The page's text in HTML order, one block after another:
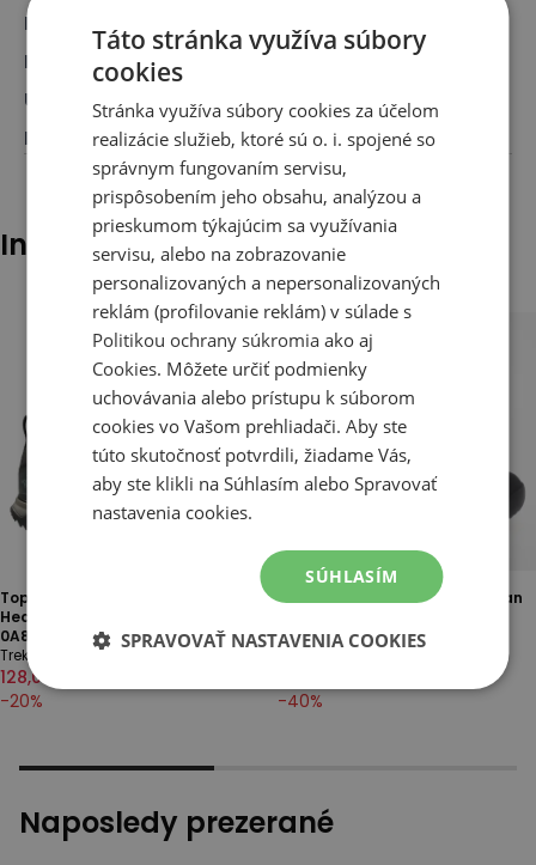
Druh
Obuv, Zimné topánky
Pre koho: Pre neho
Určenie:
Zimné topánky, Outdoor / Treking
Farba
Čierna
Iní klienti tiež pozerali
Topánky pánske The North Face
Hedgehog Mid Gore-Tex
0A8AAAKT01 - čierne
Trekking
128,00 €
-20%
Topánky pánske Lacoste Urban
čierne
-40%
Naposledy prezerané
Táto stránka využíva súbory
cookies
Stránka využíva súbory cookies za účelom
realizácie služieb, ktoré sú o. i. spojené so
správnym fungovaním servisu,
prispôsobením jeho obsahu, analýzou a
prieskumom týkajúcim sa využívania
servisu, alebo na zobrazovanie
personalizovaných a nepersonalizovaných
reklám (profilovanie reklám) v súlade s
Politikou ochrany súkromia ako aj
Cookies. Môžete určiť podmienky
uchovávania alebo prístupu k súborom
cookies vo Vašom prehliadači. Aby ste
túto skutočnosť potvrdili, žiadame Vás,
aby ste klikli na Súhlasím alebo Spravovať
nastavenia cookies.
SÚHLASÍM
SPRAVOVAŤ NASTAVENIA COOKIES